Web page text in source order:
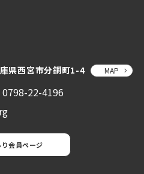
県西宮市分銅町1-4 MAP
0798-22-4196
り会員ページ